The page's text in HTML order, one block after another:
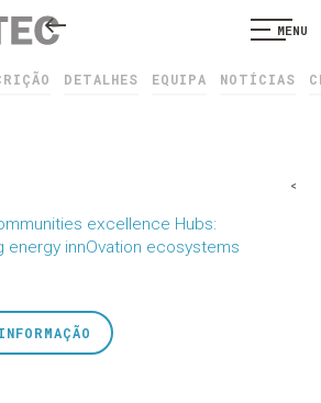
MENU
DETALHES EQUIPA NOTÍCIAS
excellence Hubs:
energy innOvation ecosystems
<